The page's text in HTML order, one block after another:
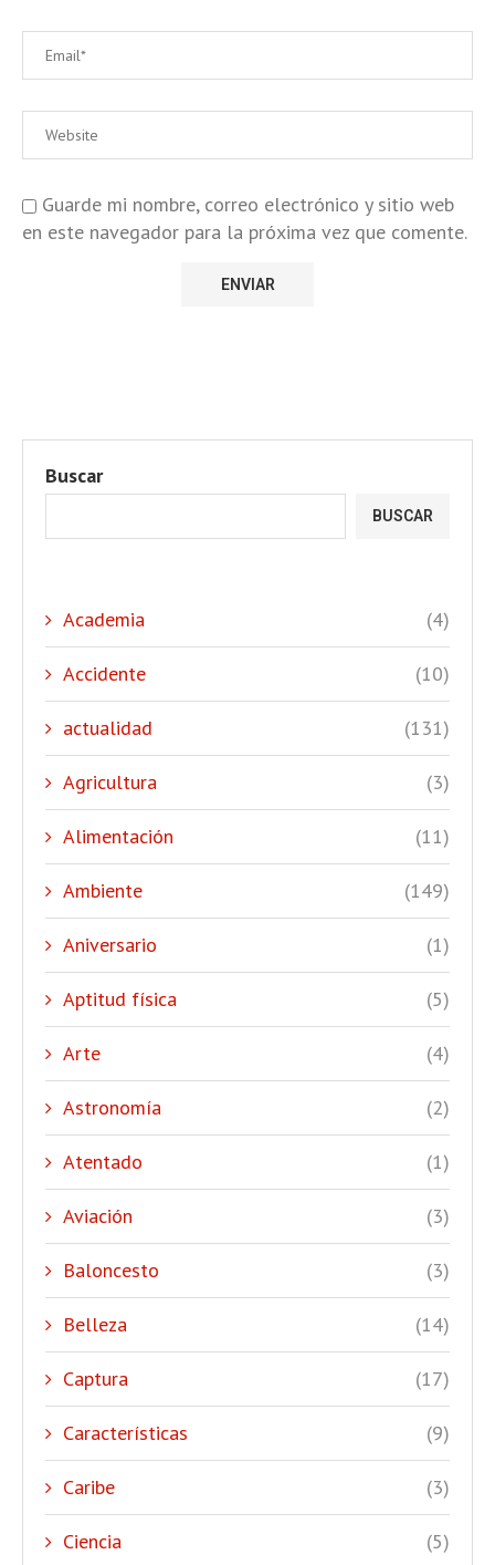
Guarde mi nombre, correo electrónico y sitio web
en este navegador para la próxima vez que comente.
Buscar
BUSCAR
Academia (4)
Accidente (10)
actualidad (131)
Agricultura (3)
Alimentación (11)
Ambiente (149)
Aniversario (1)
Aptitud física (5)
Arte (4)
Astronomía (2)
Atentado (1)
Aviación (3)
Baloncesto (3)
Belleza (14)
Captura (17)
Características (9)
Caribe (3)
Ciencia (5)